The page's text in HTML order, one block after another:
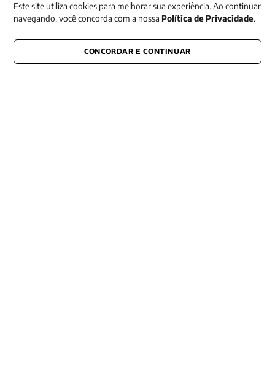
CONECTE-SE CONOSCO
Este site utiliza cookies para melhorar sua experiência. Ao continuar
navegando, você concorda com a nossa Política de Privacidade.
CONCORDAR E CONTINUAR